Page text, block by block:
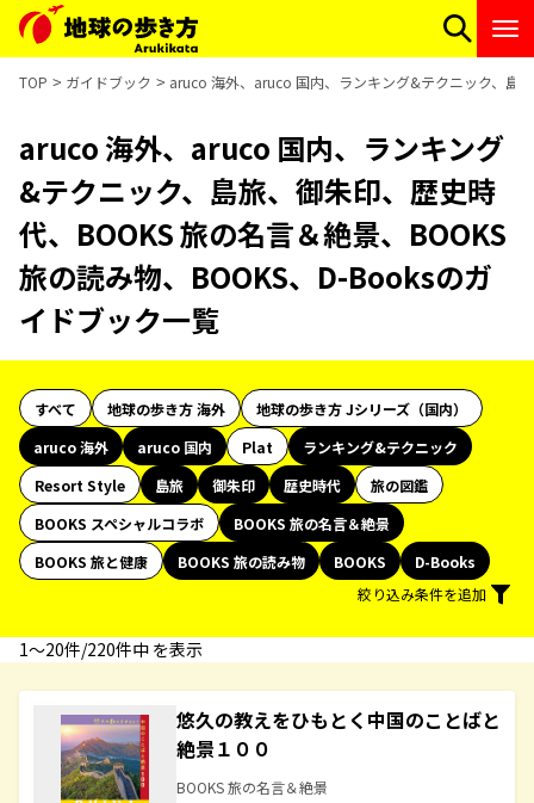
TOP ガイドブック aruco 海外、aruco 国内、ランキング&テクニック、島
aruco 海外、aruco 国内、ランキング
&テクニック、島旅、御朱印、歴史時
代、BOOKS 旅の名言＆絶景、BOOKS
旅の読み物、BOOKS、D-Booksのガ
イドブック一覧
すべて 地球の歩き方 海外
地球の歩き方 Jシリーズ（国内）
aruco 海外
aruco 国内 Plat
ランキング&テクニック
Resort Style
島旅 御朱印 歴史時代
旅の図鑑
BOOKS スペシャルコラボ
BOOKS 旅の名言＆絶景
BOOKS 旅と健康
BOOKS 旅の読み物 BOOKS
D-Books
絞り込み条件を追加
1〜20件/220件中 を表示
悠久の教えをひもとく中国のことばと
絶景１００
BOOKS 旅の名言＆絶景